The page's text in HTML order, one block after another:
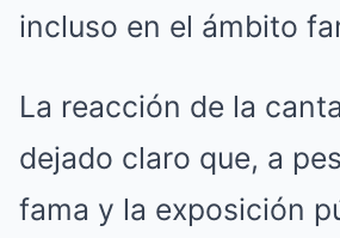
incluso en el ámbito
La reacción de la
dejado claro que, a
fama y la exposición